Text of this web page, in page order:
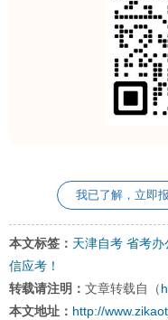
我已了解，立即
本文标签： 天津自考 省考办
信应考！
转载请注明： 文章转载自（
本文地址： http://